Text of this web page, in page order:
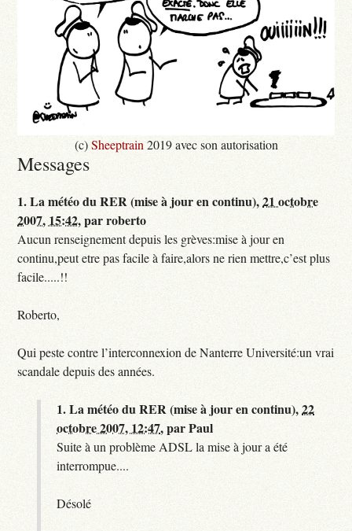
(c)Sheeptrain 2019 avec son autorisation
Messages
1.La météo du RER (mise à jour en continu),21 octobre
2007, 15:42,parroberto
Aucun renseignement depuis les grèves:mise à jour en
continu,peut etre pas facile à faire,alors ne rien mettre,c’est plus
facile.....!!
Roberto,
Qui peste contre l’interconnexion de Nanterre Université:un vrai
scandale depuis des années.
1.La météo du RER (mise à jour en continu),22
octobre 2007, 12:47,parPaul
Suite à un problème ADSL la mise à jour a été
interrompue....
Désolé